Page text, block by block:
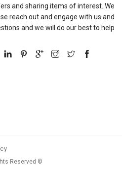
and sharing items of interest. We
reach out and engage with us and
and we will do our best to help!
© All Rights Reserved.